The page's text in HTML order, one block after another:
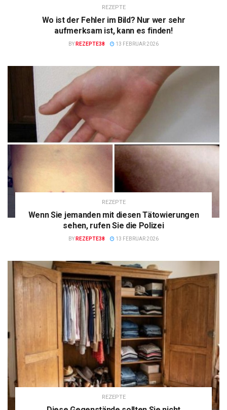
REZEPTE
Wo ist der Fehler im Bild? Nur wer sehr
aufmerksam ist, kann es finden!
BY REZEPTE38 13 FEBRUAR 2026
REZEPTE
Wenn Sie jemanden mit diesen Tätowierungen
sehen, rufen Sie die Polizei
BY REZEPTE38 13 FEBRUAR 2026
REZEPTE